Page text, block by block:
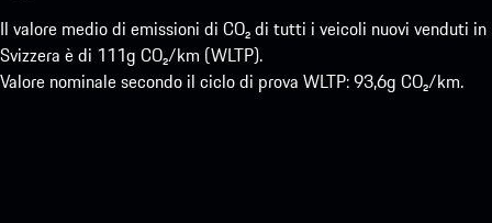
Il valore medio di emissioni di CO₂ di tutti i veicoli nuovi venduti in
Svizzera è di 111g CO₂/km (WLTP).
Valore nominale secondo il ciclo di prova WLTP: 93,6g CO₂/km.